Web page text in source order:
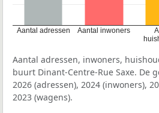
Aantal adressen Aantal inwoners
Aantal adressen, inwoners,
buurt Dinant-Centre-Rue Saxe. De
2026 (adressen), 2024 (inwoners),
2023 (wagens).